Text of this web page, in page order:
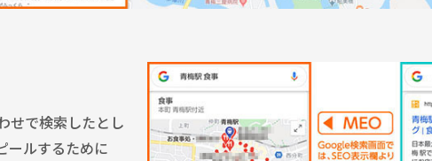
せで検索したとし
ールするために